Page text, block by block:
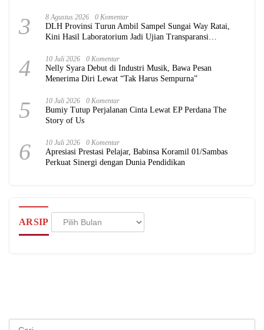
3 8 Agustus 2026 0 Komentar
DLH Provinsi Turun Ambil Sampel Sungai Way Ratai,
Kini Hasil Laboratorium Jadi Ujian Transparansi
4 10 Juli 2026 0 Komentar
Nelly Syara Debut di Industri Musik, Bawa Pesan
Menerima Diri Lewat “Tak Harus Sempurna”
5 10 Juli 2026 0 Komentar
Bumiy Tutup Perjalanan Cinta Lewat EP Perdana The
Story of Us
6 10 Juli 2026 0 Komentar
Apresiasi Prestasi Pelajar, Babinsa Koramil 01/Sambas
Perkuat Sinergi dengan Dunia Pendidikan
ARSIP
Arsip